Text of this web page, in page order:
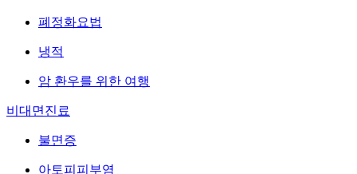
폐정화요법
냉적
암 환우를 위한 여행
비대면진료
불면증
아토피피부염